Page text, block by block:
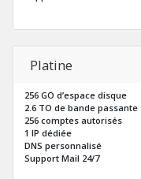
Platine
256 GO d’espace disque
2.6 TO de bande passante
256 comptes autorisés
1 IP dédiée
DNS personnalisé
Support Mail 24/7